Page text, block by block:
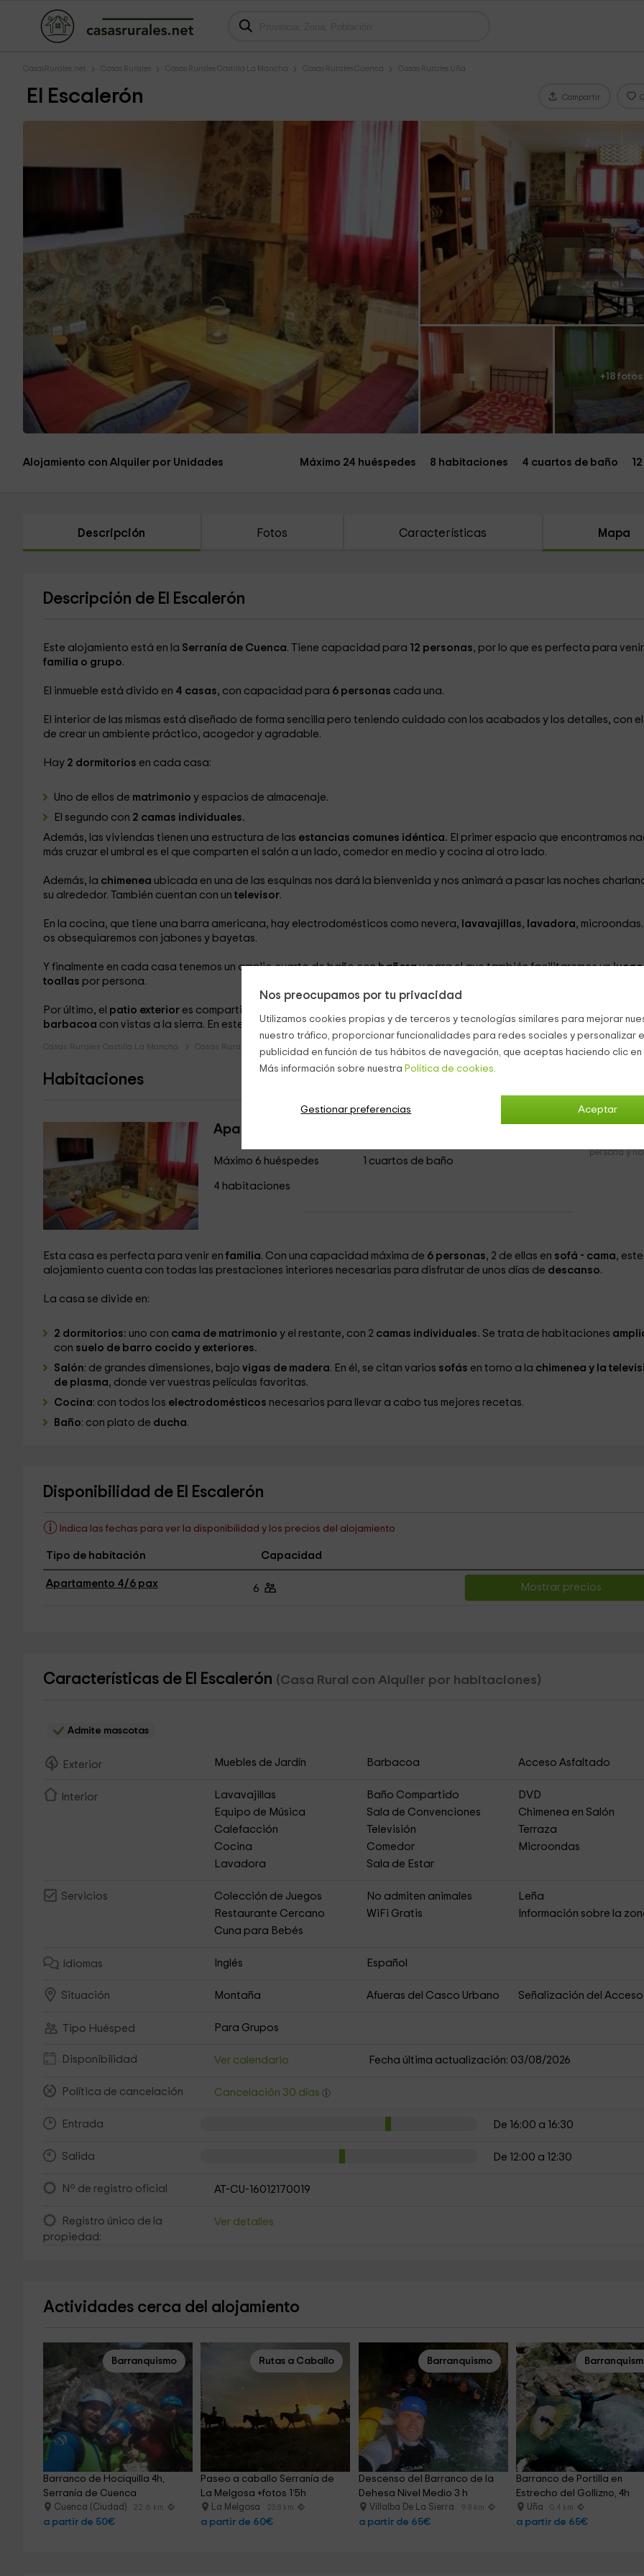
Nos preocupamos por tu privacidad
Utilizamos cookies propias y de terceros y tecnologías similares para mejorar
nuestro tráfico, proporcionar funcionalidades para redes sociales y personalizar
publicidad en función de tus hábitos de navegación, que aceptas haciendo clic
Más información sobre nuestra Política de cookies.
Aceptar
Gestionar preferencias
CasasRurales.net Casas Rurales Casas Rurales Castilla La Mancha Casas Rurales Cuenca Casas Rurales Uña
El Escalerón Compartir
+18 fotos
Alojamiento con Alquiler por Unidades Máximo 24 huéspedes 8 habitaciones 4 cuartos de baño
Descripción Fotos Características Mapa
Descripción de El Escalerón
Este alojamiento está en la Serranía de Cuenca. Tiene capacidad para 12 personas, por lo que es perfecta para
familia o grupo.
El inmueble está divido en 4 casas, con capacidad para 6 personas cada una.
El interior de las mismas está diseñado de forma sencilla pero teniendo cuidado con los acabados y los detalles, con
de crear un ambiente práctico, acogedor y agradable.
Hay 2 dormitorios en cada casa:
Uno de ellos de matrimonio y espacios de almacenaje.
El segundo con 2 camas individuales.
Además, las viviendas tienen una estructura de las estancias comunes idéntica. El primer espacio que encontramos
más cruzar el umbral es el que comparten el salón a un lado, comedor en medio y cocina al otro lado.
Además, la chimenea ubicada en una de las esquinas nos dará la bienvenida y nos animará a pasar las noches
su alrededor. También cuentan con un televisor.
En la cocina, que tiene una barra americana, hay electrodomésticos como nevera, lavavajillas, lavadora,
os obsequiaremos con jabones y bayetas.
Y finalmente en cada casa tenemos un amplio cuarto de baño conbañeray para el que también facilitaremos un
toallas por persona.
Por último, el patio exteriores compartido para las 2 viviendas, y en él podréis preparar vuestra comida favorita en la
barbacoa con vistas a la sierra. En este mismo sentido hay una gran mesa con sillas ysombrillas.
Casas Rurales Castilla La Mancha Casas Rurales Cuenca
Habitaciones
Apartamento 4/6 pax
Máximo 6 huéspedes
4 habitaciones
1 cuartos de baño
persona y
Esta casa es perfecta para venir en familia. Con una capacidad máxima de 6 personas, 2 de ellas en sofá - cama, este
alojamiento cuenta con todas las prestaciones interiores necesarias para disfrutar de unos días de descanso.
La casa se divide en:
2 dormitorios: uno con cama de matrimonio y el restante, con 2 camas individuales. Se trata de habitaciones
con suelo de barro cocido y exteriores.
Salón: de grandes dimensiones, bajo vigas de madera. En él, se citan varios sofás en torno a la chimenea y la
de plasma, donde ver vuestras películas favoritas.
Cocina: con todos los electrodomésticos necesarios para llevar a cabo tus mejores recetas.
Baño: con plato de ducha.
Disponibilidad de El Escalerón
Indica las fechas para ver la disponibilidad y los precios del alojamiento
Tipo de habitación Capacidad
Apartamento 4/6 pax 6 Mostrar precios
Características de El Escalerón (Casa Rural con Alquiler por habitaciones)
Admite mascotas
Exterior Muebles de Jardín Barbacoa Acceso Asfaltado
Interior Lavavajillas Baño Compartido
DVD
Equipo de Música
Sala de Convenciones
Chimenea en Salón
Calefacción
Televisión
Terraza
Cocina
Comedor
Microondas
Lavadora
Sala de Estar
Servicios Colección de Juegos No admiten animales
Leña
Restaurante Cercano
WiFi Gratis
Información sobre la
Cuna para Bebés
Idiomas Inglés Español
Situación Montaña Afueras del Casco Urbano Señalización del Acceso
Tipo Huésped Para Grupos
Disponibilidad Ver calendario Fecha última actualización: 03/08/2026
Política de cancelación Cancelación 30 días
Entrada De 16:00 a 16:30
Salida De 12:00 a 12:30
Nº de registro oficial AT-CU-16012170019
Registro único de la
propiedad:
Ver detalles
Actividades cerca del alojamiento
Barranquismo
Barranco de Hociquilla 4h,
Serranía de Cuenca
Cuenca (Ciudad) 22.6 km
a partir de 50€
Rutas a Caballo
Paseo a caballo Serranía de
La Melgosa +fotos 1’5h
La Melgosa 23.8 km
a partir de 60€
Barranquismo
Descenso del Barranco de la
Dehesa Nivel Medio 3 h
Villalba De La Sierra 9.8 km
a partir de 65€
Barranco de Portilla en
Estrecho del Gollizno, 4h
Uña 0.4 km
a partir de 65€